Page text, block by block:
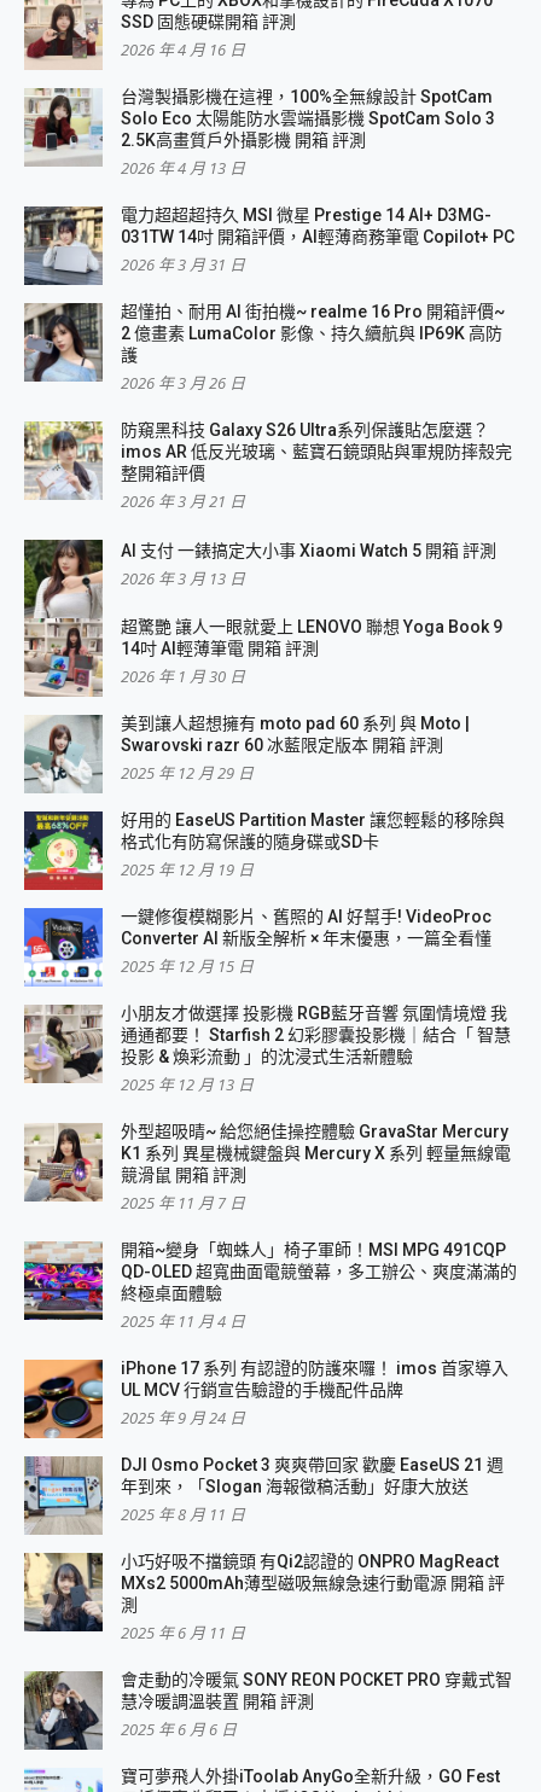
SSD 固態硬碟開箱 評測
2026 年 4 月 16 日
台灣製攝影機在這裡，100%全無線設計 SpotCam
Solo Eco 太陽能防水雲端攝影機 SpotCam Solo 3
2.5K高畫質戶外攝影機 開箱 評測
2026 年 4 月 13 日
電力超超超持久 MSI 微星 Prestige 14 AI+ D3MG-
031TW 14吋 開箱評價，AI輕薄商務筆電 Copilot+ PC
2026 年 3 月 31 日
超懂拍、耐用 AI 街拍機~ realme 16 Pro 開箱評價~
2 億畫素 LumaColor 影像、持久續航與 IP69K 高防
護
2026 年 3 月 26 日
防窺黑科技 Galaxy S26 Ultra系列保護貼怎麼選？
imos AR 低反光玻璃、藍寶石鏡頭貼與軍規防摔殼完
整開箱評價
2026 年 3 月 21 日
AI 支付 一錶搞定大小事 Xiaomi Watch 5 開箱 評測
2026 年 3 月 13 日
超驚艷 讓人一眼就愛上 LENOVO 聯想 Yoga Book 9
14吋 AI輕薄筆電 開箱 評測
2026 年 1 月 30 日
美到讓人超想擁有 moto pad 60 系列 與 Moto |
Swarovski razr 60 冰藍限定版本 開箱 評測
2025 年 12 月 29 日
好用的 EaseUS Partition Master 讓您輕鬆的移除與
格式化有防寫保護的隨身碟或SD卡
2025 年 12 月 19 日
一鍵修復模糊影片、舊照的 AI 好幫手! VideoProc
Converter AI 新版全解析 × 年末優惠，一篇全看懂
2025 年 12 月 15 日
小朋友才做選擇 投影機 RGB藍牙音響 氛圍情境燈 我
通通都要！ Starfish 2 幻彩膠囊投影機｜結合「 智慧
投影 & 煥彩流動 」的沈浸式生活新體驗
2025 年 12 月 13 日
外型超吸晴~ 給您絕佳操控體驗 GravaStar Mercury
K1 系列 異星機械鍵盤與 Mercury X 系列 輕量無線電
競滑鼠 開箱 評測
2025 年 11 月 7 日
開箱~變身「蜘蛛人」椅子軍師！MSI MPG 491CQP
QD-OLED 超寬曲面電競螢幕，多工辦公、爽度滿滿的
終極桌面體驗
2025 年 11 月 4 日
iPhone 17 系列 有認證的防護來囉！ imos 首家導入
UL MCV 行銷宣告驗證的手機配件品牌
2025 年 9 月 24 日
DJI Osmo Pocket 3 爽爽帶回家 歡慶 EaseUS 21 週
年到來，「Slogan 海報徵稿活動」好康大放送
2025 年 8 月 11 日
小巧好吸不擋鏡頭 有Qi2認證的 ONPRO MagReact
MXs2 5000mAh薄型磁吸無線急速行動電源 開箱 評
測
2025 年 6 月 11 日
會走動的冷暖氣 SONY REON POCKET PRO 穿戴式智
慧冷暖調溫裝置 開箱 評測
2025 年 6 月 6 日
寶可夢飛人外掛iToolab AnyGo全新升級，GO Fest